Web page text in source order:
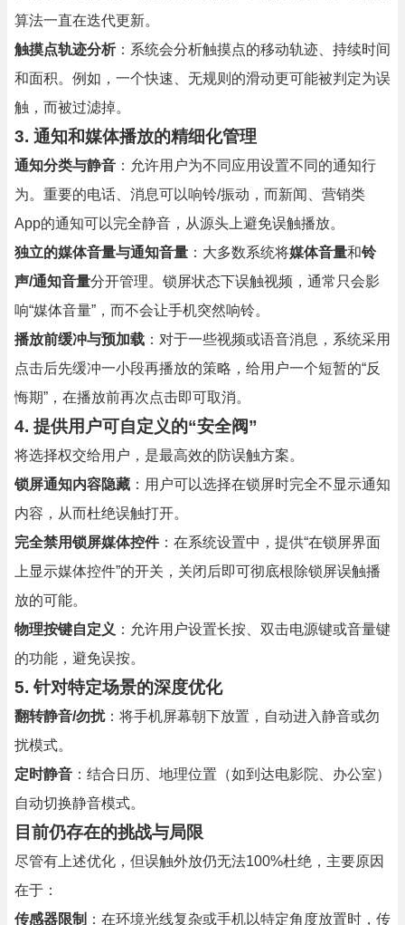
算法一直在迭代更新。
触摸点轨迹分析：系统会分析触摸点的移动轨迹、持续时间
和面积。例如，一个快速、无规则的滑动更可能被判定为误
触，而被过滤掉。
3. 通知和媒体播放的精细化管理
通知分类与静音 ：允许用户为不同应用设置不同的通知行
为。重要的电话、消息可以响铃/振动，而新闻、营销类
App的通知可以完全静音，从源头上避免误触播放。
独立的媒体音量与通知音量 ：大多数系统将媒体音量和铃
声/通知音量分开管理。锁屏状态下误触视频，通常只会影
响“媒体音量”，而不会让手机突然响铃。
播放前缓冲与预加载 ：对于一些视频或语音消息，系统采用
点击后先缓冲一小段再播放的策略，给用户一个短暂的“反
悔期”，在播放前再次点击即可取消。
4. 提供用户可自定义的“安全阀”
将选择权交给用户，是最高效的防误触方案。
锁屏通知内容隐藏 ：用户可以选择在锁屏时完全不显示通知
内容，从而杜绝误触打开。
完全禁用锁屏媒体控件：在系统设置中，提供“在锁屏界面
上显示媒体控件”的开关，关闭后即可彻底根除锁屏误触播
放的可能。
物理按键自定义 ：允许用户设置长按、双击电源键或音量键
的功能，避免误按。
5.针对特定场景的深度优化
翻转静音/勿扰：将手机屏幕朝下放置，自动进入静音或勿
扰模式。
定时静音 ：结合日历、地理位置（如到达电影院、办公室）
自动切换静音模式。
目前仍存在的挑战与局限
尽管有上述优化，但误触外放仍无法100%杜绝，主要原因
在于：
传感器限制 ：在环境光线复杂或手机以特定角度放置时，传